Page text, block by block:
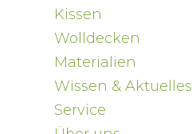
Kissen
Wolldecken
Materialien
Wissen & Aktuelles
Service